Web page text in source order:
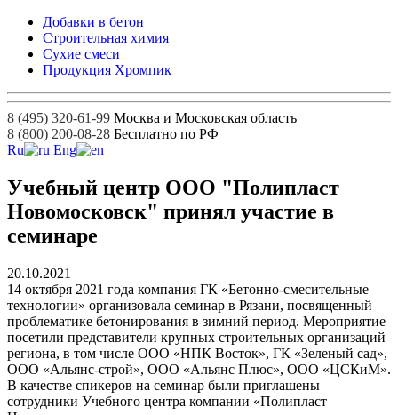
Добавки в бетон
Строительная химия
Сухие смеси
Продукция Хромпик
8 (495) 320-61-99 Москва и Московская область
8 (800) 200-08-28 Бесплатно по РФ
Ru
Eng
Учебный центр ООО "Полипласт
Новомосковск" принял участие в
семинаре
20.10.2021
14 октября 2021 года компания ГК «Бетонно-смесительные
технологии» организовала семинар в Рязани, посвященный
проблематике бетонирования в зимний период. Мероприятие
посетили представители крупных строительных организаций
региона, в том числе ООО «НПК Восток», ГК «Зеленый сад»,
ООО «Альянс-строй», ООО «Альянс Плюс», ООО «ЦСКиМ».
В качестве спикеров на семинар были приглашены
сотрудники Учебного центра компании «Полипласт